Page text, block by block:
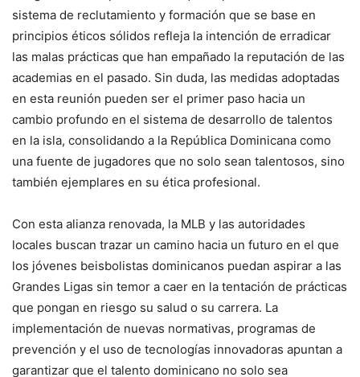
sistema de reclutamiento y formación que se base en
principios éticos sólidos refleja la intención de erradicar
las malas prácticas que han empañado la reputación de las
academias en el pasado. Sin duda, las medidas adoptadas
en esta reunión pueden ser el primer paso hacia un
cambio profundo en el sistema de desarrollo de talentos
en la isla, consolidando a la República Dominicana como
una fuente de jugadores que no solo sean talentosos, sino
también ejemplares en su ética profesional.
Con esta alianza renovada, la MLB y las autoridades
locales buscan trazar un camino hacia un futuro en el que
los jóvenes beisbolistas dominicanos puedan aspirar a las
Grandes Ligas sin temor a caer en la tentación de prácticas
que pongan en riesgo su salud o su carrera. La
implementación de nuevas normativas, programas de
prevención y el uso de tecnologías innovadoras apuntan a
garantizar que el talento dominicano no solo sea